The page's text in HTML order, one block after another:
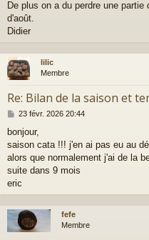
De plus on a du perdre une
d'août.
Didier
lilic
Membre
Re: Bilan de la saison et
M
s
s
a
g
23 févr. 2026 20:44
bonjour,
saison cata !!! j'en ai pas eu au
alors que normalement j'ai de la
suite dans 9 mois
eric
fefe
Membre